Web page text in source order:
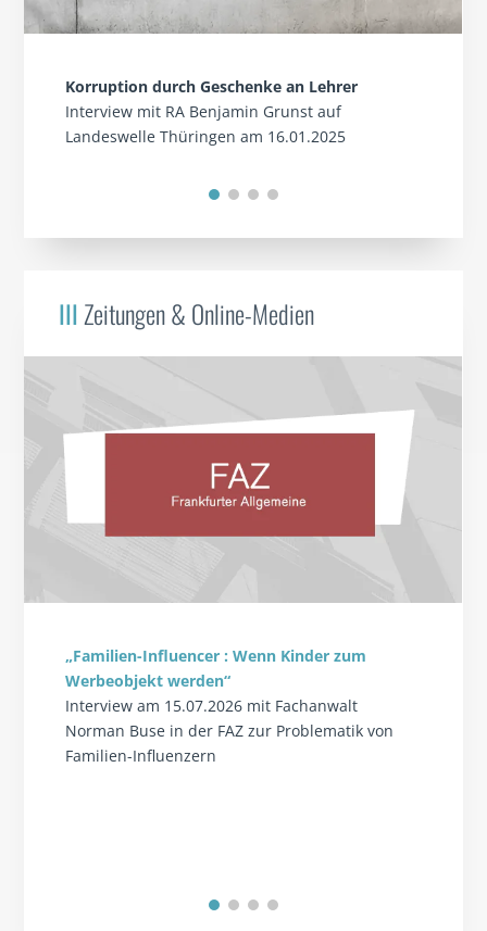
Korruption durch Geschenke an Lehrer
Interview mit RA Benjamin Grunst auf
Landeswelle Thüringen am 16.01.2025
IIIZeitungen & Online-Medien
„Familien-Influencer : Wenn Kinder zum
Werbeobjekt werden“
Interview am 15.07.2026 mit Fachanwalt
Norman Buse in der FAZ zur Problematik von
Familien-Influenzern